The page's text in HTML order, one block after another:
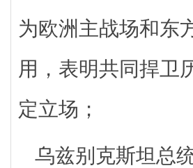
为欧洲主战场和东
用，表明共同捍卫
定立场；
乌兹别克斯坦总